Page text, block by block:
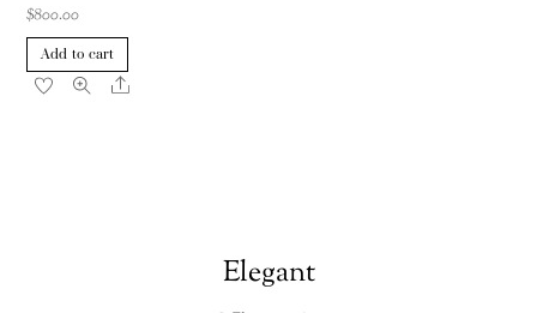
$800.00
Add to cart
Share
Elegant